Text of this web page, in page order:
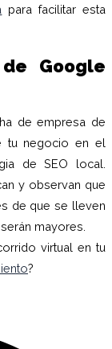
para facilitar esta
Google
de empresa de
tu negocio en el
de SEO local.
y observan que
de que se lleven
serán mayores.
virtual en tu
?